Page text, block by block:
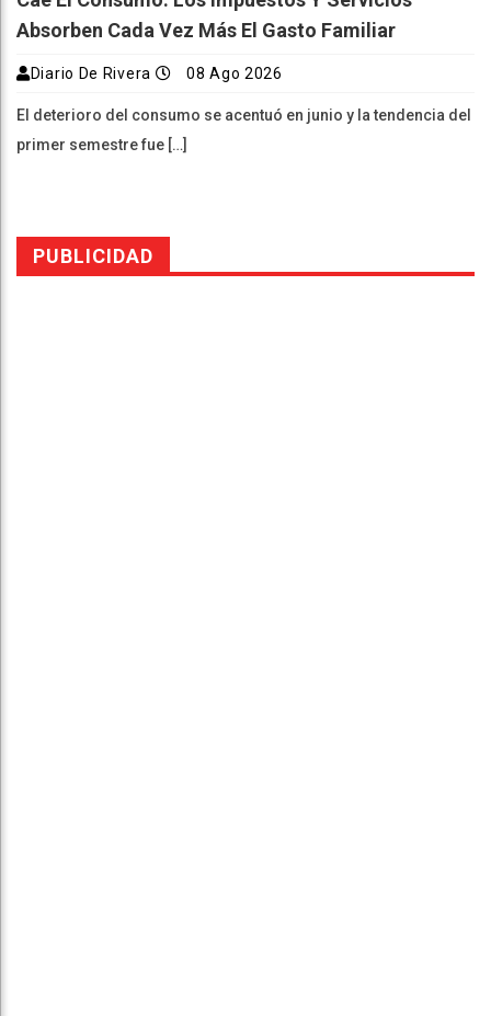
Absorben Cada Vez Más El Gasto Familiar
Diario De Rivera 08 Ago 2026
El deterioro del consumo se acentuó en junio y la tendencia del
primer semestre fue […]
PUBLICIDAD